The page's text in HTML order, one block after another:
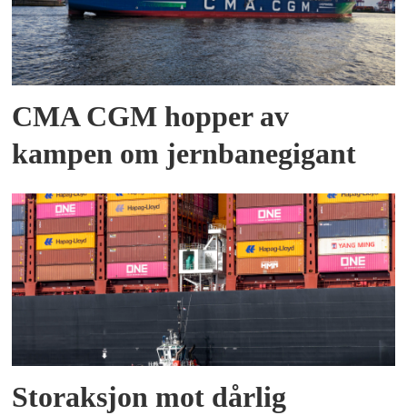
CMA CGM hopper av
kampen om jernbanegigant
Storaksjon mot dårlig